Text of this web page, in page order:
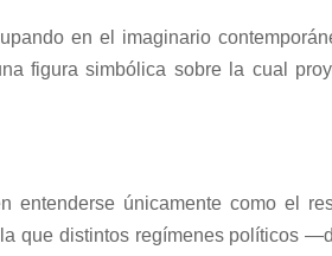
en el imaginario
figura simbólica sobre la cual
entenderse únicamente como el
que distintos regímenes políticos